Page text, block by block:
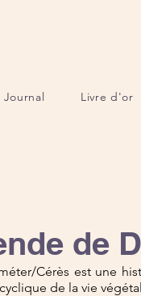
Journal Livre d'or
de
Cérès est une
de la vie